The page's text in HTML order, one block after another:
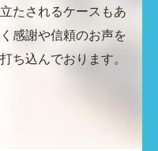
たされるケースもあ
感謝や信頼のお声を
ち込んでおります。